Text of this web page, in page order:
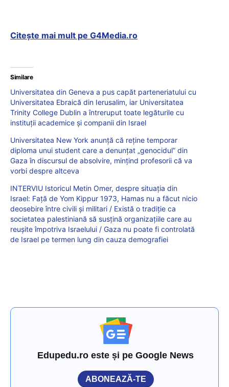
Citește mai mult pe G4Media.ro
Similare
Universitatea din Geneva a pus capăt parteneriatului cu
Universitatea Ebraică din Ierusalim, iar Universitatea
Trinity College Dublin a întreruput toate legăturile cu
instituții academice și companii din Israel
Universitatea New York anunță că reține temporar
diploma unui student care a denunțat „genocidul” din
Gaza în discursul de absolvire, mințind profesorii că va
vorbi despre altceva
INTERVIU Istoricul Metin Omer, despre situația din
Israel: Față de Yom Kippur 1973, Hamas nu a făcut nicio
deosebire între civili și militari / Există o tradiție ca
societatea palestiniană să susțină organizațiile care au
reușite împotriva Israelului / Gaza nu poate fi controlată
de Israel pe termen lung din cauza demografiei
Edupedu.ro este și pe Google News
ABONEAZĂ-TE